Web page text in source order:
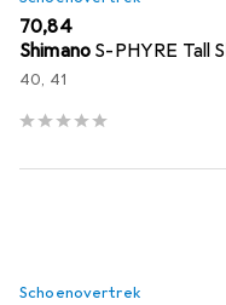
EUR
70,84
Shimano S-PHYRE Tall
40, 41
Schoenovertrek